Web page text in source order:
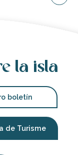
la isla
boletín
de Turisme